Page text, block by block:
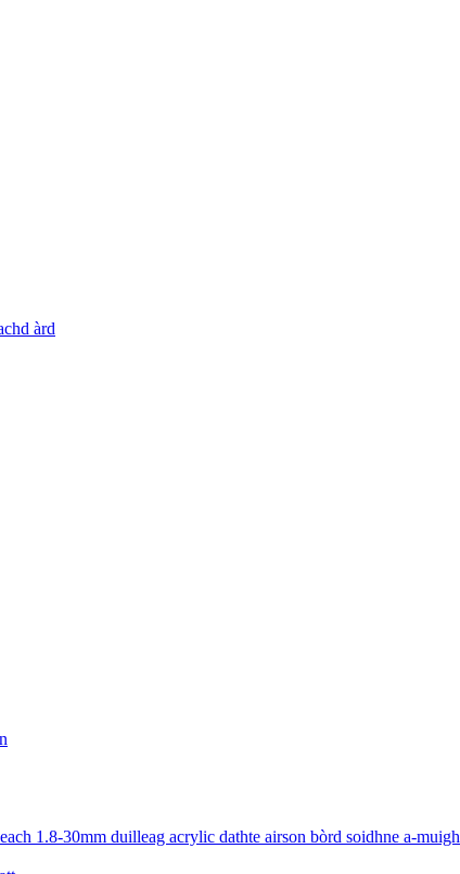
àrd
1.8-30mm duilleag acrylic dathte airson bòrd soidhne a-muigh